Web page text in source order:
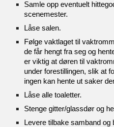
Samle opp eventuelt
scenemester.
Låse salen.
Følge vaktlaget til
de får hengt fra seg og
er viktig at døren til
under forestillingen, slik at
ingen kan hente ut saker
Låse alle toaletter.
Stenge gitter/glassdør og
Levere tilbake samband og